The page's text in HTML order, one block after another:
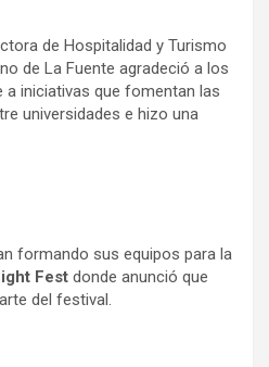
de Hospitalidad y Turismo
de La Fuente agradeció a los
iniciativas que fomentan las
universidades e hizo una
formando sus equipos para la
Fest donde anunció que
del festival.